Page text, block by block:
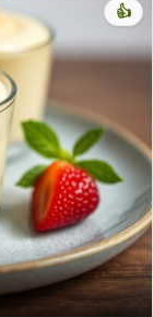
👍